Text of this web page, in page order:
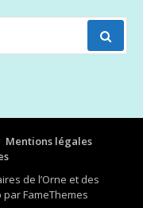
Mentions légales
de l’Orne et des
parFameThemes